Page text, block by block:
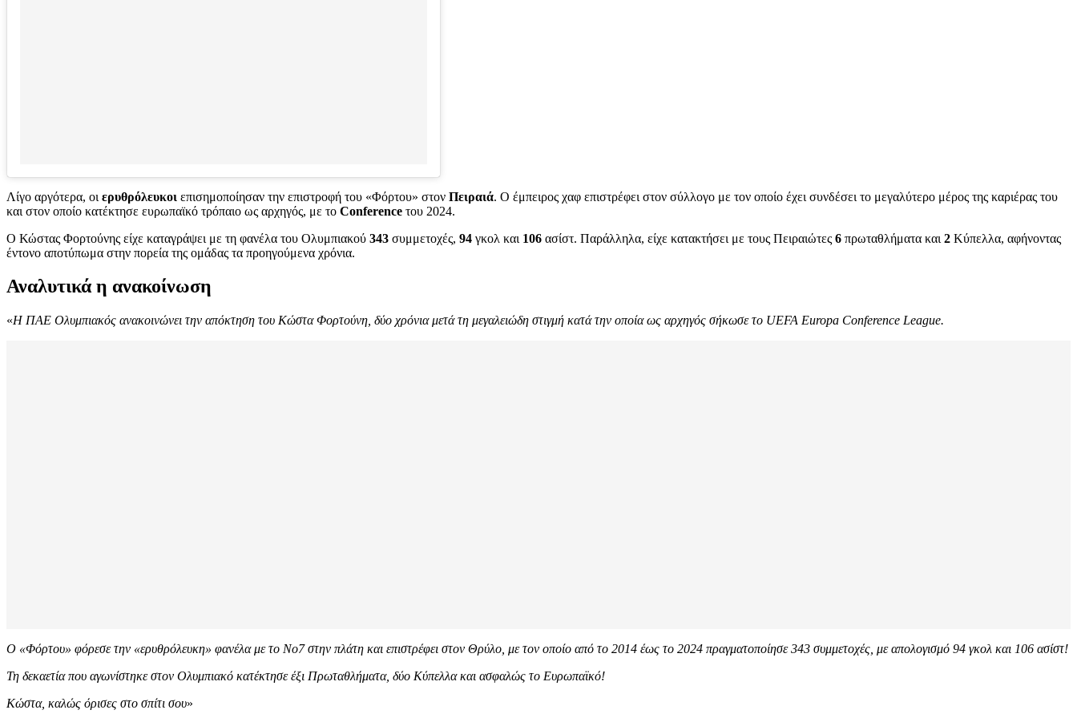
Λίγο αργότερα, οι ερυθρόλευκοι επισημοποίησαν την επιστροφή του «Φόρτου» στον Πειραιά. Ο έμπειρος χαφ επιστρέφει στον σύλλογο με τον οποίο έχει συνδέσει το μεγαλύτερο μέρος της καριέρας του
και στον οποίο κατέκτησε ευρωπαϊκό τρόπαιο ως αρχηγός, με το Conference του 2024.
Ο Κώστας Φορτούνης είχε καταγράψει με τη φανέλα του Ολυμπιακού 343 συμμετοχές, 94 γκολ και 106 ασίστ. Παράλληλα, είχε κατακτήσει με τους Πειραιώτες 6 πρωταθλήματα και 2 Κύπελλα, αφήνοντας
έντονο αποτύπωμα στην πορεία της ομάδας τα προηγούμενα χρόνια.
Αναλυτικά η ανακοίνωση
«Η ΠΑΕ Ολυμπιακός ανακοινώνει την απόκτηση του Κώστα Φορτούνη, δύο χρόνια μετά τη μεγαλειώδη στιγμή κατά την οποία ως αρχηγός σήκωσε το UEFA Europa Conference League.
Ο «Φόρτου» φόρεσε την «ερυθρόλευκη» φανέλα με το Νο7 στην πλάτη και επιστρέφει στον Θρύλο, με τον οποίο από το 2014 έως το 2024 πραγματοποίησε 343 συμμετοχές, με απολογισμό 94 γκολ και 106 ασίστ!
Τη δεκαετία που αγωνίστηκε στον Ολυμπιακό κατέκτησε έξι Πρωταθλήματα, δύο Κύπελλα και ασφαλώς το Ευρωπαϊκό!
Κώστα, καλώς όρισες στο σπίτι σου»